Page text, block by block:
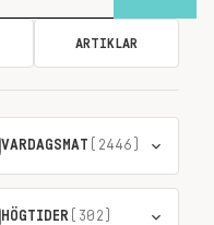
ARTIKLAR
VARDAGSMAT (2446)
HÖGTIDER (302)